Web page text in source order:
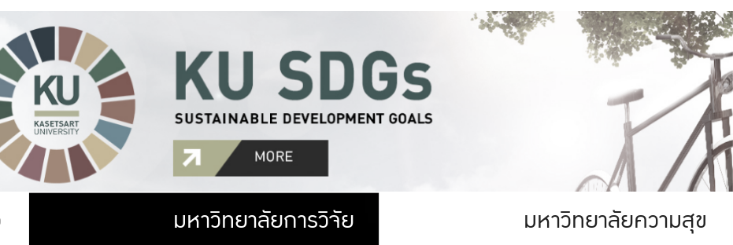
มหาวิทยาลัย
มหาวิทยาลัยการวิจัย มหาวิทยาลัย
มหาวิทยาลัยความสุข